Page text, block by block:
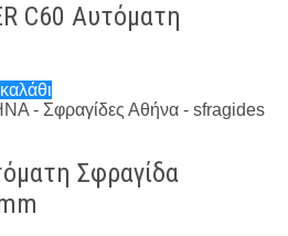
C60 Αυτόματη
Σφραγίδα